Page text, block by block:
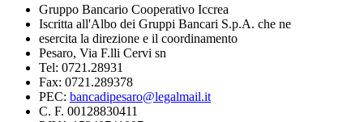
Gruppo Bancario Cooperativo Iccrea
Iscritta all'Albo dei Gruppi Bancari S.p.A. che ne
esercita la direzione e il coordinamento
Pesaro, Via F.lli Cervi sn
Tel: 0721.28931
Fax: 0721.289378
PEC: bancadipesaro@legalmail.it
C. F. 00128830411